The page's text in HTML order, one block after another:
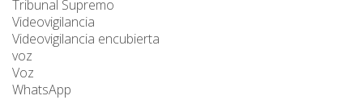
Tribunal Supremo
Videovigilancia
Videovigilancia encubierta
voz
Voz
WhatsApp